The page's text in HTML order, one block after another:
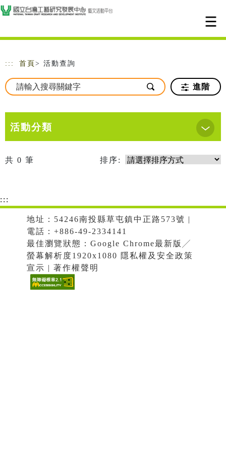
跳到主要內容
網站導覽
::: 首頁 > 活動查詢
進階
活動分類
共 0 筆 排序:
:::
地址：54246南投縣草屯鎮中正路573號 |
電話：+886-49-2334141
最佳瀏覽狀態：Google Chrome最新版╱
螢幕解析度1920x1080 隱私權及安全政策
宣示 | 著作權聲明